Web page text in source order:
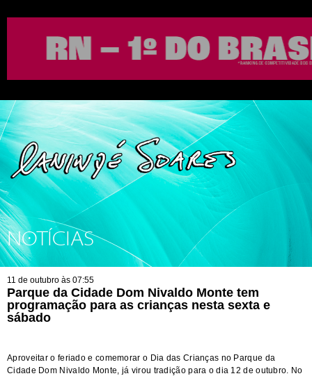
NOTÍCIAS
11 de outubro às 07:55
Parque da Cidade Dom Nivaldo Monte tem
programação para as crianças nesta sexta e
sábado
Aproveitar o feriado e comemorar o Dia das Crianças no Parque da
Cidade Dom Nivaldo Monte, já virou tradição para o dia 12 de outubro. No